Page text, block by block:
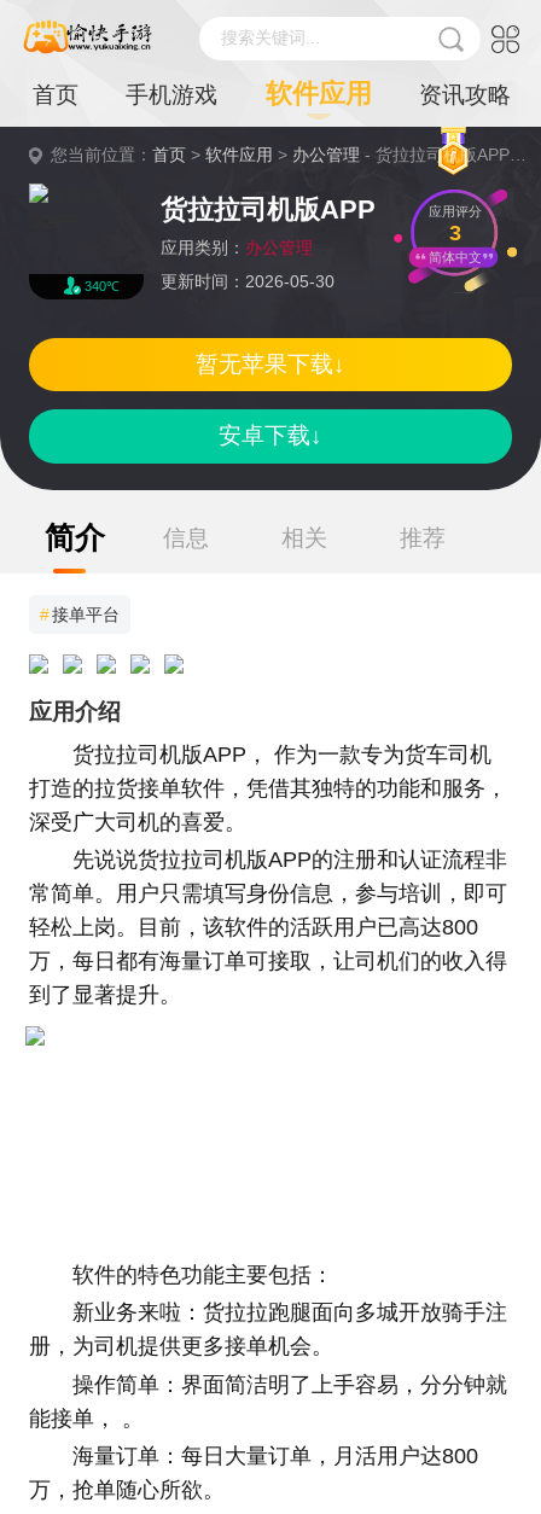
搜索关键词...
首页 手机游戏 软件应用 资讯攻略
您当前位置：首页 >软件应用 > 办公管理 - 货拉拉司机版APP详情
340℃
货拉拉司机版APP
应用类别： 办公管理
更新时间：2026-05-30
应用评分
3
简体中文
安卓下载↓
暂无苹果下载↓
简介 信息 相关 推荐
#接单平台
应用介绍
货拉拉司机版APP， 作为一款专为货车司机
打造的拉货接单软件，凭借其独特的功能和服务，
深受广大司机的喜爱。
先说说货拉拉司机版APP的注册和认证流程非
常简单。用户只需填写身份信息，参与培训，即可
轻松上岗。目前，该软件的活跃用户已高达800
万，每日都有海量订单可接取，让司机们的收入得
到了显著提升。
软件的特色功能主要包括：
新业务来啦：货拉拉跑腿面向多城开放骑手注
册，为司机提供更多接单机会。
操作简单：界面简洁明了上手容易，分分钟就
能接单， 。
海量订单：每日大量订单，月活用户达800
万，抢单随心所欲。